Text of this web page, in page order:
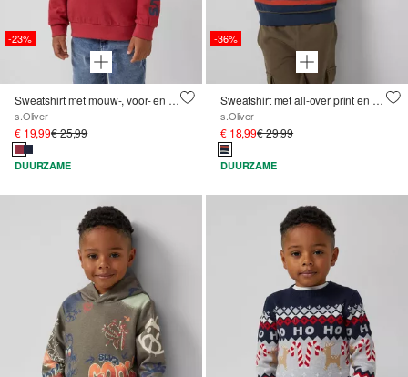
-23%
Sweatshirt met mouw-, voor- en rugprint in structuurjersey
s.Oliver
€ 19,99€ 25,99
DUURZAME
-36%
Sweatshirt met all-over print en kleine fotoprint
s.Oliver
€ 18,99€ 29,99
DUURZAME